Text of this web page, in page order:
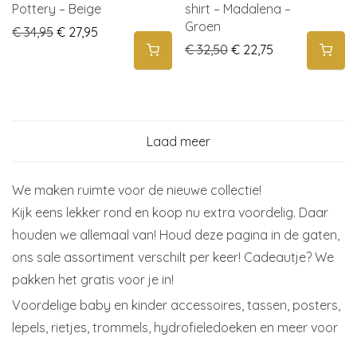
Pottery – Beige
€34,95 Original price was: € 34,95.
€ 27,95 Current price is: € 27,95.
shirt – Madalena –
Groen
€32,50 Original price was: €
€ 22,75 Current price
Laad meer
We maken ruimte voor de nieuwe collectie!
Kijk eens lekker rond en koop nu extra voordelig. Daar
houden we allemaal van! Houd deze pagina in de gaten,
ons sale assortiment verschilt per keer! Cadeautje? We
pakken het gratis voor je in!
Voordelige baby en kinder accessoires, tassen, posters,
lepels, rietjes, trommels, hydrofieledoeken en meer voor